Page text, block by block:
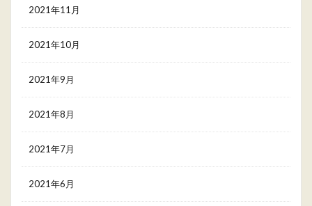
2021年11月
2021年10月
2021年9月
2021年8月
2021年7月
2021年6月